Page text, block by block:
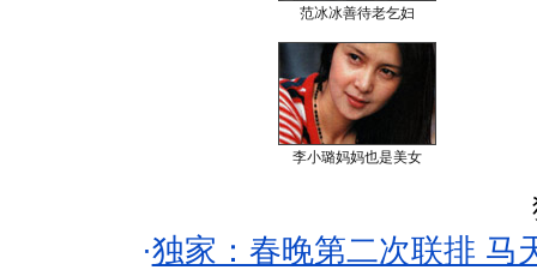
范冰冰善待老乞妇
李小璐妈妈也是美女
·独家：春晚第二次联排 马